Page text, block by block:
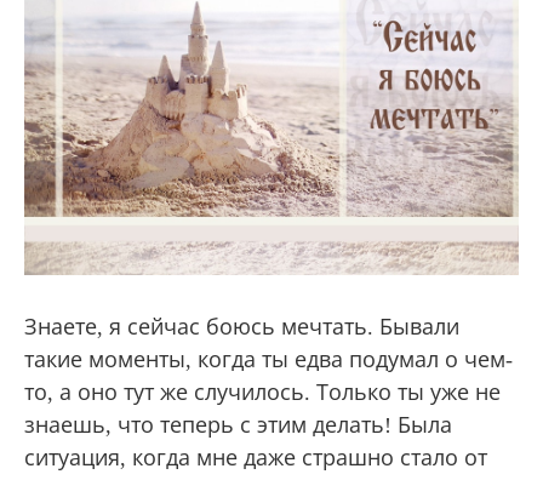
Знаете, я сейчас боюсь мечтать. Бывали
такие моменты, когда ты едва подумал о чем-
то, а оно тут же случилось. Только ты уже не
знаешь, что теперь с этим делать! Была
ситуация, когда мне даже страшно стало от